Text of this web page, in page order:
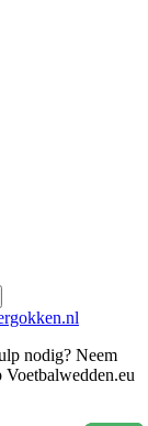
nodig? Neem